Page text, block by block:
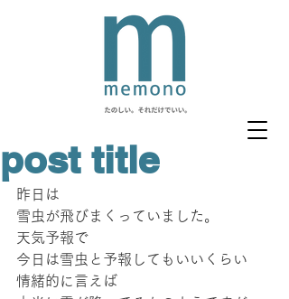
post title
昨日は
雪虫が飛びまくっていました。
天気予報で
今日は雪虫と予報してもいいくらい
情緒的に言えば